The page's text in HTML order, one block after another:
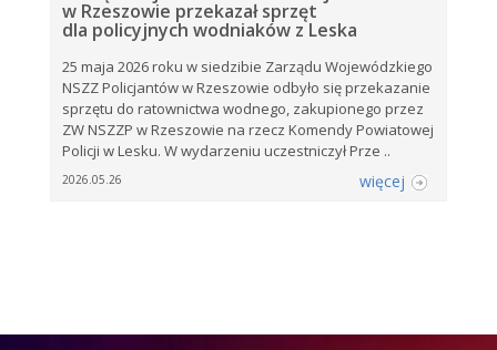
w Rzeszowie przekazał sprzęt
dla policyjnych wodniaków z Leska
25 maja 2026 roku w siedzibie Zarządu Wojewódzkiego
NSZZ Policjantów w Rzeszowie odbyło się przekazanie
sprzętu do ratownictwa wodnego, zakupionego przez
ZW NSZZP w Rzeszowie na rzecz Komendy Powiatowej
Policji w Lesku. W wydarzeniu uczestniczył Prze ..
2026.05.26 więcej